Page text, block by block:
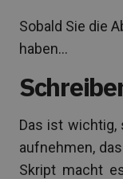
Sobald Sie die
haben…
Das ist wichtig,
aufnehmen,
Skript macht